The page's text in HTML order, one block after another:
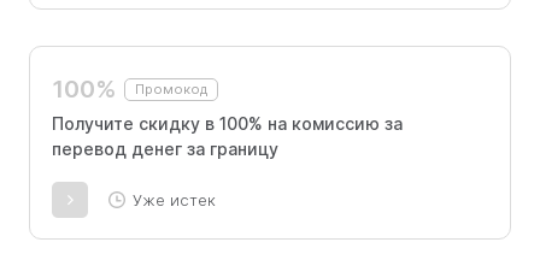
100% Промокод
Получите скидку в 100% на комиссию за
перевод денег за границу
Уже истек